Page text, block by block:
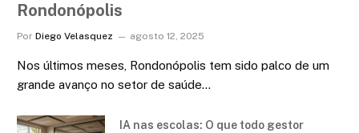
Rondonópolis
Por Diego Velasquez agosto 12, 2025
Nos últimos meses, Rondonópolis tem sido palco de um
grande avanço no setor de saúde…
IA nas escolas: O que todo gestor